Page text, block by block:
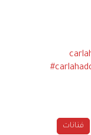
فنانات